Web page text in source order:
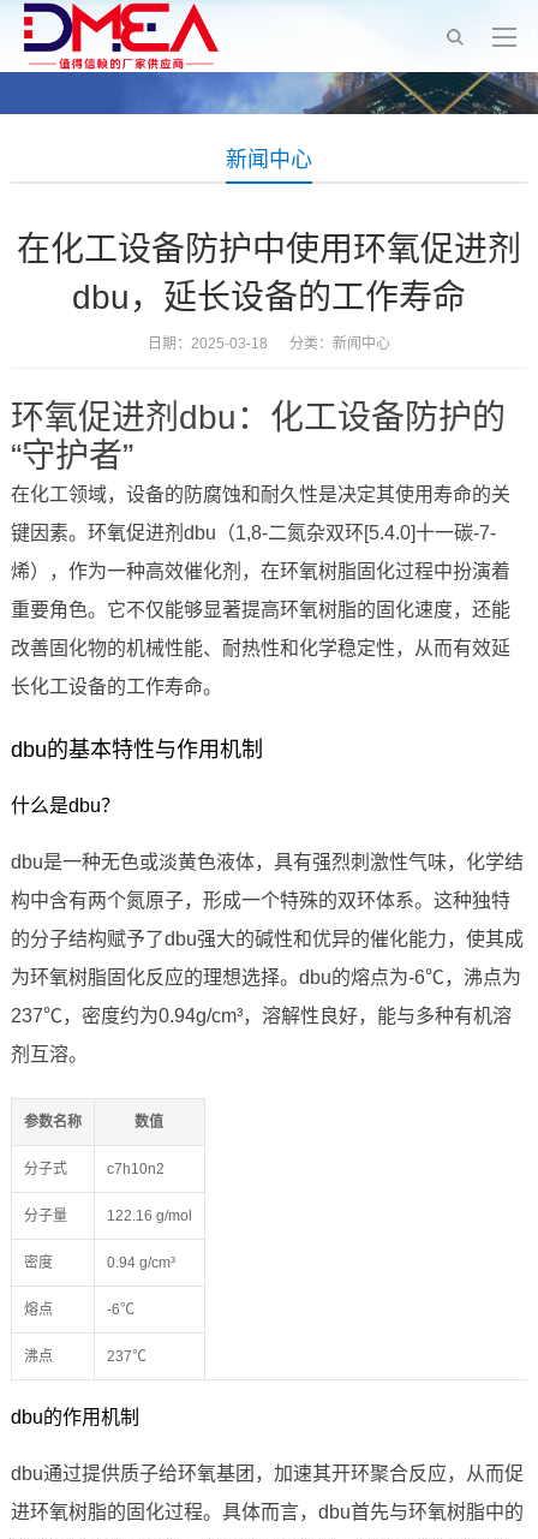
新闻中心
在化工设备防护中使用环氧促进剂
dbu，延长设备的工作寿命
日期：2025-03-18 分类： 新闻中心
环氧促进剂dbu：化工设备防护的
“守护者”
在化工领域，设备的防腐蚀和耐久性是决定其使用寿命的关
键因素。环氧促进剂dbu（1,8-二氮杂双环[5.4.0]十一碳-7-
烯），作为一种高效催化剂，在环氧树脂固化过程中扮演着
重要角色。它不仅能够显著提高环氧树脂的固化速度，还能
改善固化物的机械性能、耐热性和化学稳定性，从而有效延
长化工设备的工作寿命。
dbu的基本特性与作用机制
什么是dbu？
dbu是一种无色或淡黄色液体，具有强烈刺激性气味，化学结
构中含有两个氮原子，形成一个特殊的双环体系。这种独特
的分子结构赋予了dbu强大的碱性和优异的催化能力，使其成
为环氧树脂固化反应的理想选择。dbu的熔点为-6℃，沸点为
237℃，密度约为0.94g/cm³，溶解性良好，能与多种有机溶
剂互溶。
参数名称 数值
分子式 c7h10n2
分子量 122.16 g/mol
密度 0.94 g/cm³
熔点 -6℃
沸点 237℃
dbu的作用机制
dbu通过提供质子给环氧基团，加速其开环聚合反应，从而促
进环氧树脂的固化过程。具体而言，dbu首先与环氧树脂中的